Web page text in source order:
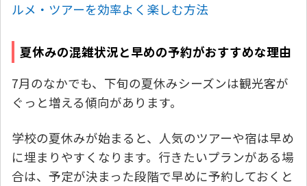
ルメ・ツアーを効率よく楽しむ方法
夏休みの混雑状況と早めの予約がおすすめな理由
7月のなかでも、下旬の夏休みシーズンは観光客が
ぐっと増える傾向があります。
学校の夏休みが始まると、人気のツアーや宿は早め
に埋まりやすくなります。行きたいプランがある場
合は、予定が決まった段階で早めに予約しておくと